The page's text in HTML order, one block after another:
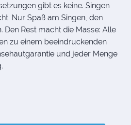
gibt es keine. Singen
Nur Spaß am Singen, den
Den Rest macht die Masse: Alle
zu einem beeindruckenden
und jeder Menge